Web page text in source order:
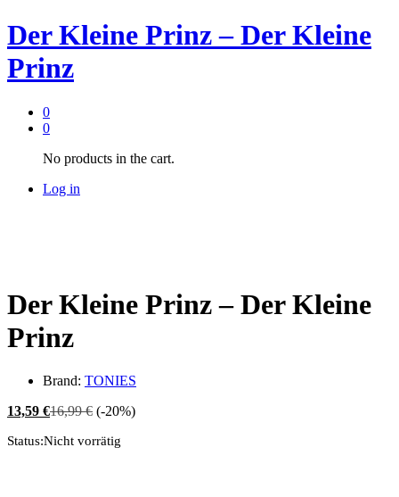
Der Kleine Prinz – Der Kleine
Prinz
0
0
No products in the cart.
Log in
Der Kleine Prinz – Der Kleine
Prinz
Brand: TONIES
13,59 €16,99€ (-20%)
Status:Nicht vorrätig